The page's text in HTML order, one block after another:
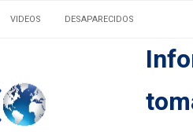
VIDEOS DESAPARECIDOS